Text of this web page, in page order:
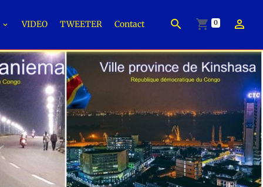
VIDEO TWEETER Contact 0